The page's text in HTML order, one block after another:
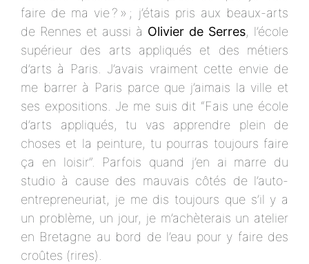
faire de ma vie ? » ; j’étais pris aux beaux-arts
de Rennes et aussi à Olivier de Serres, l’école
supérieur des arts appliqués et des métiers
d’arts à Paris. J’avais vraiment cette envie de
me barrer à Paris parce que j’aimais la ville et
ses expositions. Je me suis dit “Fais une école
d’arts appliqués, tu vas apprendre plein de
choses et la peinture, tu pourras toujours faire
ça en loisir”. Parfois quand j’en ai marre du
studio à cause des mauvais côtés de l’auto-
entrepreneuriat, je me dis toujours que s’il y a
un problème, un jour, je m’achèterais un atelier
en Bretagne au bord de l’eau pour y faire des
croûtes (rires).